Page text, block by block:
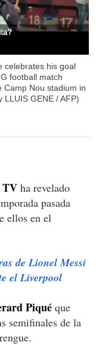
celebrates his goal
football match
Camp Nou stadium in
GENE / AFP)
TV ha revelado
pasada
ellos en el
de Lionel Messi
el Liverpool
Piqué que
semifinales de la